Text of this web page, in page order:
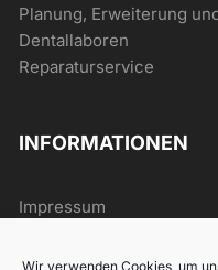
Wir verwenden Cookies, um
Planung, Erweiterung
Dentallaboren
Reparaturservice
INFORMATIONEN
Impressum
Datenschutz